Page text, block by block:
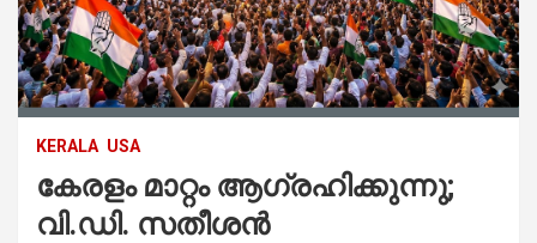
KERALA USA
കേരളം മാറ്റം ആഗ്രഹിക്കുന്നു;
വി.ഡി. സതീശൻ